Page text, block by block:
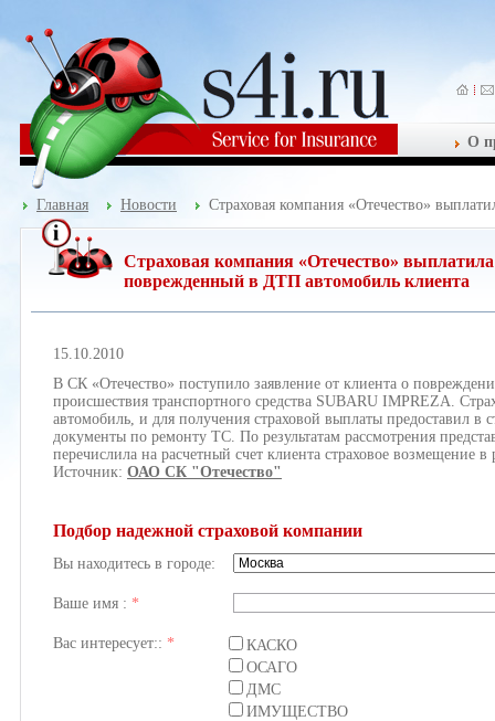
О
Главная Новости Страховая компания «Отечество»
Страховая компания «Отечество»
поврежденный в ДТП автомобиль клиента
15.10.2010
В СК «Отечество» поступило заявление от клиента о
происшествия транспортного средства SUBARU IMPREZA.
автомобиль, и для получения страховой выплаты предоставил в
документы по ремонту ТС. По результатам рассмотрения
перечислила на расчетный счет клиента страховое возмещение в
Источник: ОАО СК "Отечество"
Подбор надежной страховой компании
Вы находитесь в городе:
Ваше имя : *
Вас интересует:: *
КАСКО
ОСАГО
ДМС
ИМУЩЕСТВО